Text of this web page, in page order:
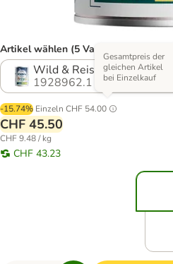
Artikel wählen (5 Varianten)
Wild & Reis
1928962.1
-15.74% Einzeln CHF 54.00
Gesamtpreis der
gleichen Artikel
bei Einzelkauf
CHF 45.50
CHF 9.48 / kg
CHF 43.23